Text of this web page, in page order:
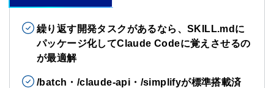
繰り返す開発タスクがあるなら、SKILL.mdに
パッケージ化してClaude Codeに覚えさせるの
が最適解
/batch・/claude-api・/simplifyが標準搭載済